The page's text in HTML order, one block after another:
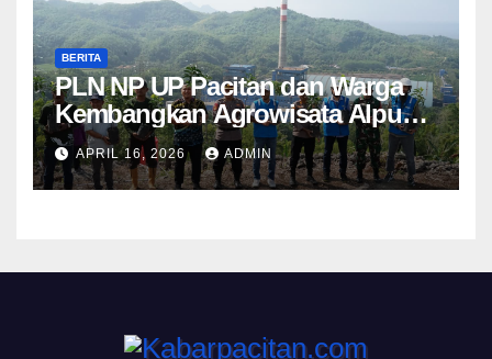
BERITA
PLN NP UP Pacitan dan Warga
Kembangkan Agrowisata Alpukat
Berbasis Lingkungan di
Sudimoro
APRIL 16, 2026 ADMIN